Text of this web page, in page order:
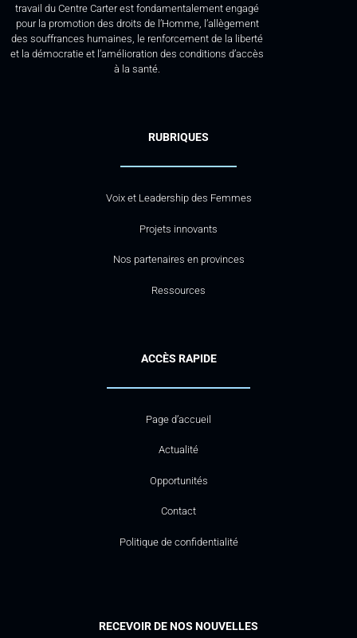
travail du Centre Carter est fondamentalement engagé
pour la promotion des droits de l’Homme, l’allègement
des souffrances humaines, le renforcement de la liberté
et la démocratie et l’amélioration des conditions d’accès
à la santé.
RUBRIQUES
Voix et Leadership des Femmes
Projets innovants
Nos partenaires en provinces
Ressources
ACCÈS RAPIDE
Page d’accueil
Actualité
Opportunités
Contact
Politique de confidentialité
RECEVOIR DE NOS NOUVELLES